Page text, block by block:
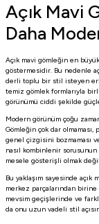
Açık Mavi
Daha
Açık mavi gömleğin en
göstermesidir. Bu nedenle
derli toplu bir stil isteyen
temiz gömlek formlarıyla
görünümü ciddi şekilde
Modern görünüm çoğu
Gömleğin çok dar
genel çizgisini bozmaması
nasıl kombinlenir
mesele gösterişli olmak
Bu yaklaşım sayesinde açık
merkez parçalarından
mevsim geçişlerinde ve
da onu uzun vadeli stil